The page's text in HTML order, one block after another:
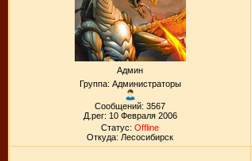
Админ
Группа: Администраторы
Сообщений: 3567
Д.рег: 10 Февраля 2006
Статус: Offline
Откуда: Лесосибирск